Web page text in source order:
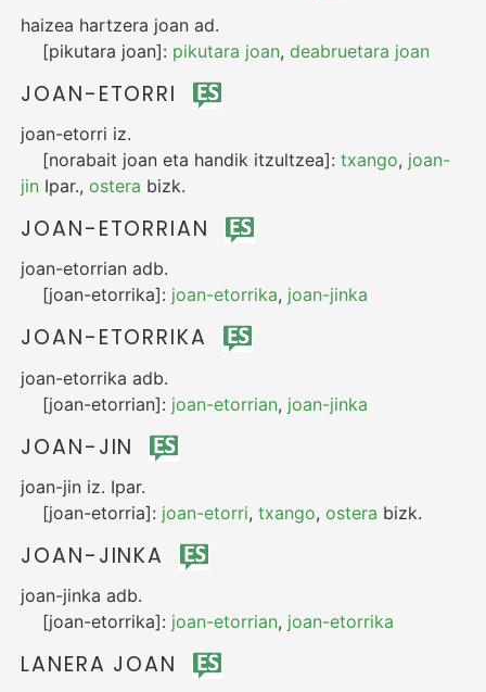
haizea hartzera joan ad.
[pikutara joan]: pikutara joan,deabruetara joan
JOAN-ETORRI
joan-etorri iz.
[norabait joan eta handik itzultzea]:txango, joan-
jin Ipar.,ostera bizk.
JOAN-ETORRIAN
joan-etorrian adb.
[joan-etorrika]: joan-etorrika, joan-jinka
JOAN-ETORRIKA
joan-etorrika adb.
[joan-etorrian]: joan-etorrian, joan-jinka
JOAN-JIN
joan-jin iz. Ipar.
[joan-etorria]: joan-etorri,txango,ostera bizk.
JOAN-JINKA
joan-jinka adb.
[joan-etorrika]: joan-etorrian, joan-etorrika
LANERA JOAN